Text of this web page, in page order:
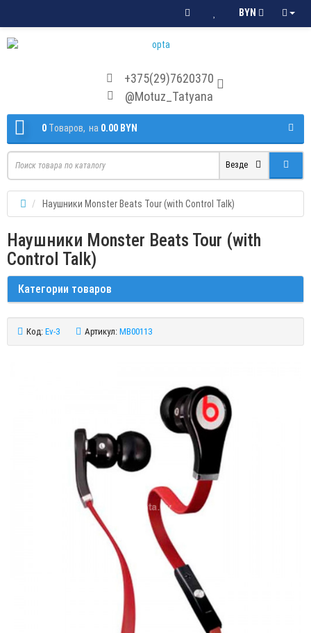
BYN
+375(29)7620370
@Motuz_Tatyana
0 Tоваров, на 0.00 BYN
Везде
Наушники Monster Beats Tour (with Control Talk)
Наушники Monster Beats Tour (with
Control Talk)
Категории товаров
Код: Ev-3 Артикул: MB00113